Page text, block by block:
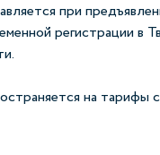
при
регистрации в
на тарифы